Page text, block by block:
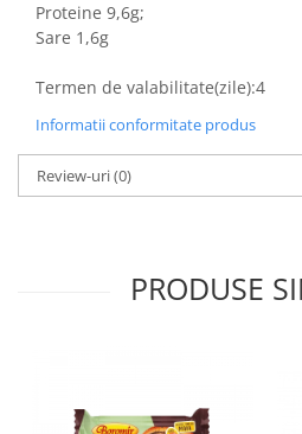
Faina
Arpacas si pesmet
Malai
Produse congelate
Panificatie congelata
Patiserie congelata
Cheesecake congelat
Congelate brutarie
Proteine 9,6g;
Sare 1,6g
Termen de valabilitate(zile):4
Informatii conformitate produs
Review-uri(0)
PRODUSE